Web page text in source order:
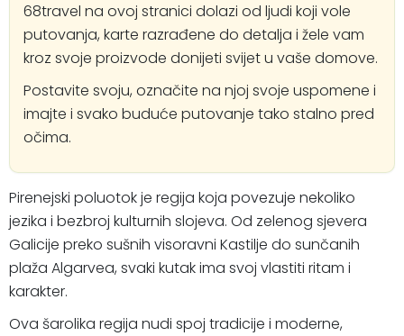
68travel na ovoj stranici dolazi od ljudi koji vole
putovanja, karte razrađene do detalja i žele vam
kroz svoje proizvode donijeti svijet u vaše domove.
Postavite svoju, označite na njoj svoje uspomene i
imajte i svako buduće putovanje tako stalno pred
očima.
Pirenejski poluotok je regija koja povezuje nekoliko
jezika i bezbroj kulturnih slojeva. Od zelenog sjevera
Galicije preko sušnih visoravni Kastilje do sunčanih
plaža Algarvea, svaki kutak ima svoj vlastiti ritam i
karakter.
Ova šarolika regija nudi spoj tradicije i moderne,